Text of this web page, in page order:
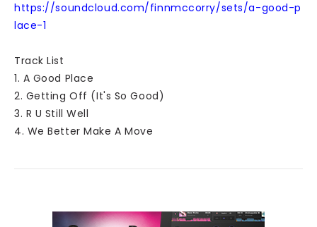
https://soundcloud.com/finnmccorry/sets/a-good-p
lace-1
Track List
1. A Good Place
2. Getting Off (It's So Good)
3. R U Still Well
4. We Better Make A Move